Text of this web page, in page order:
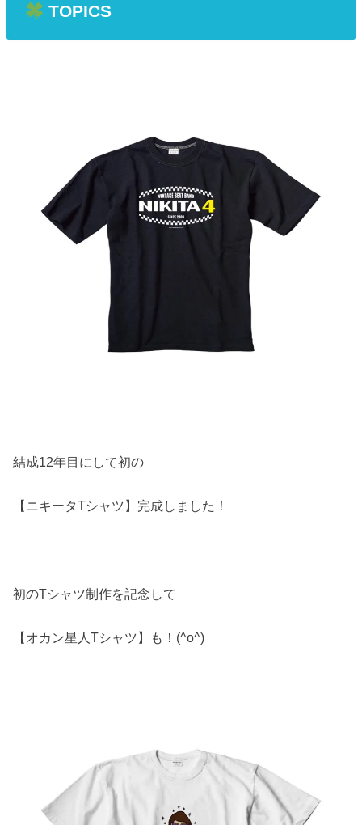
TOPICS
結成12年目にして初の
【ニキータTシャツ】完成しました！
初のTシャツ制作を記念して
【オカン星人Tシャツ】も！(^o^)